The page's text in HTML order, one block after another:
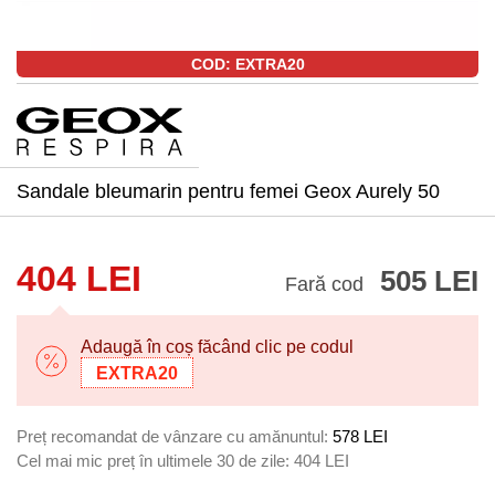
COD: EXTRA20
Sandale bleumarin pentru femei Geox Aurely 50
404 LEI Fară cod 505 LEI
Adaugă în coș făcând clic pe codul
EXTRA20
Preț recomandat de vânzare cu amănuntul: 578 LEI
Cel mai mic preț în ultimele 30 de zile: 404 LEI